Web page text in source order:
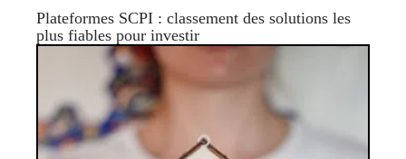
Plateformes SCPI : classement des solutions les
plus fiables pour investir